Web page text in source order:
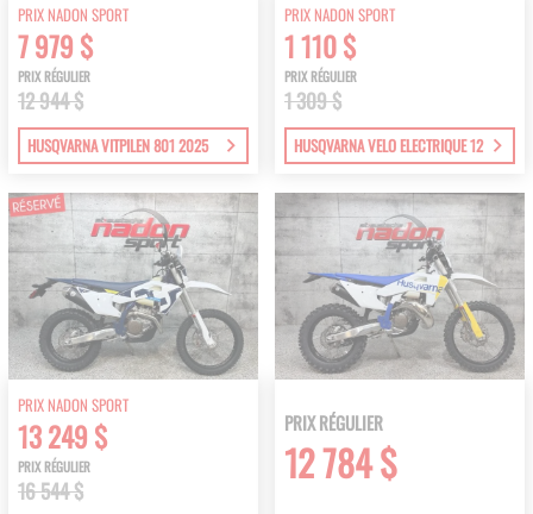
PRIX NADON SPORT
7 979 $
PRIX RÉGULIER
12 944 $
HUSQVARNA VITPILEN 801 2025
PRIX NADON SPORT
1 110 $
PRIX RÉGULIER
1 309 $
HUSQVARNA VELO ELECTRIQUE 12
PRIX NADON SPORT
13 249 $
PRIX RÉGULIER
16 544 $
PRIX RÉGULIER
12 784 $